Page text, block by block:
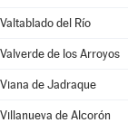
Valtablado del Río
Valverde de los Arroyos
Viana de Jadraque
Villanueva de Alcorón